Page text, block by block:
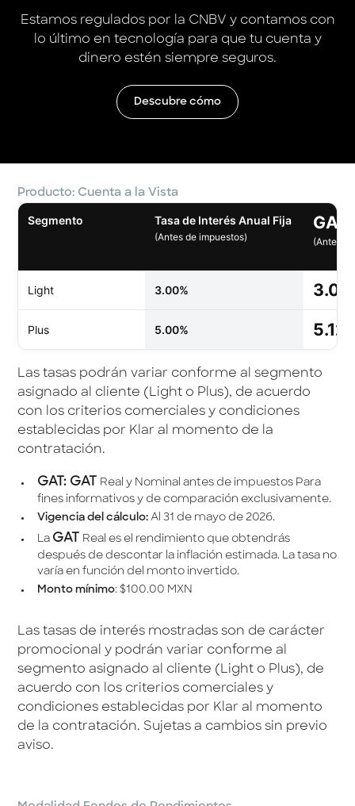
Estamos regulados por la CNBV y contamos con
lo último en tecnología para que tu cuenta y
dinero estén siempre seguros.
Descubre cómo
Producto: Cuenta a la Vista
Segmento Tasa de Interés Anual Fija
(Antes de impuestos)
GAT
(Antes
Light 3.00%
Plus 5.00%
Las tasas podrán variar conforme al segmento
asignado al cliente (Light o Plus), de acuerdo
con los criterios comerciales y condiciones
establecidas por Klar al momento de la
contratación.
GAT: GAT
Real y Nominal antes de impuestos Para
fines informativos y de comparación exclusivamente.
Vigencia del cálculo:Al 31 de mayo de 2026.
La GAT
Real es el rendimiento que obtendrás
después de descontar la inﬂación estimada. La tasa no
varía en función del monto invertido.
Monto mínimo: $100.00 MXN
Las tasas de interés mostradas son de carácter
promocional y podrán variar conforme al
segmento asignado al cliente (Light o Plus), de
acuerdo con los criterios comerciales y
condiciones establecidas por Klar al momento
de la contratación. Sujetas a cambios sin previo
aviso.